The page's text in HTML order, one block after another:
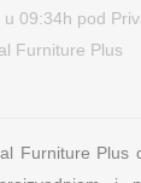
u 09:34h pod
Furniture Plus
Furniture Plus